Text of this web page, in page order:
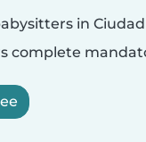
in
complete